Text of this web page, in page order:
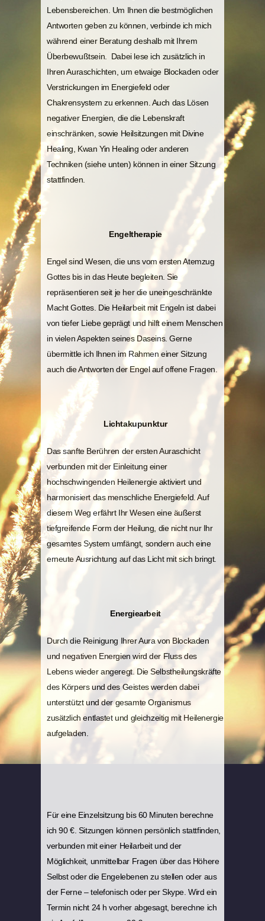
Lebensbereichen. Um Ihnen die bestmöglichen
Antworten geben zu können, verbinde ich mich
während einer Beratung deshalb mit Ihrem
Überbewußtsein. Dabei lese ich zusätzlich in
Ihren Auraschichten, um etwaige Blockaden oder
Verstrickungen im Energiefeld oder
Chakrensystem zu erkennen. Auch das Lösen
negativer Energien, die die Lebenskraft
einschränken, sowie Heilsitzungen mit Divine
Healing, Kwan Yin Healing oder anderen
Techniken (siehe unten) können in einer Sitzung
stattfinden.
Engeltherapie
Engel sind Wesen, die uns vom ersten Atemzug
Gottes bis in das Heute begleiten. Sie
repräsentieren seit je her die uneingeschränkte
Macht Gottes. Die Heilarbeit mit Engeln ist dabei
von tiefer Liebe geprägt und hilft einem Menschen
in vielen Aspekten seines Daseins. Gerne
übermittle ich Ihnen im Rahmen einer Sitzung
auch die Antworten der Engel auf offene Fragen.
Lichtakupunktur
Das sanfte Berühren der ersten Auraschicht
verbunden mit der Einleitung einer
hochschwingenden Heilenergie aktiviert und
harmonisiert das menschliche Energiefeld. Auf
diesem Weg erfährt Ihr Wesen eine äußerst
tiefgreifende Form der Heilung, die nicht nur Ihr
gesamtes System umfängt, sondern auch eine
erneute Ausrichtung auf das Licht mit sich bringt.
Energiearbeit
Durch die Reinigung Ihrer Aura von Blockaden
und negativen Energien wird der Fluss des
Lebens wieder angeregt. Die Selbstheilungskräfte
des Körpers und des Geistes werden dabei
unterstützt und der gesamte Organismus
zusätzlich entlastet und gleichzeitig mit Heilenergie
aufgeladen.
Für eine Einzelsitzung bis 60 Minuten berechne
ich 90 €. Sitzungen können persönlich stattfinden,
verbunden mit einer Heilarbeit und der
Möglichkeit, unmittelbar Fragen über das Höhere
Selbst oder die Engelebenen zu stellen oder aus
der Ferne – telefonisch oder per Skype. Wird ein
Termin nicht 24 h vorher abgesagt, berechne ich